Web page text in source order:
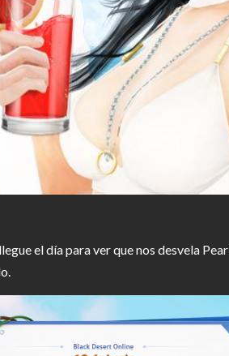
el día para ver que nos desvela